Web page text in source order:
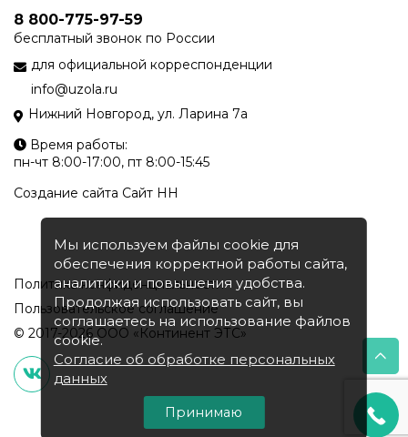
Политика конфиденциальности
Пользовательское соглашение
© 2017-2026 ООО «Континент ЭТС»
8 800-775-97-59
бесплатный звонок по России
для официальной корреспонденции
info@uzola.ru
Нижний Новгород, ул. Ларина 7а
Время работы:
пн-чт 8:00-17:00, пт 8:00-15:45
Создание сайта Сайт НН
Мы используем файлы cookie для
обеспечения корректной работы сайта,
аналитики и повышения удобства.
Продолжая использовать сайт, вы
соглашаетесь на использование файлов
cookie.
Согласие об обработке персональных
данных
Принимаю